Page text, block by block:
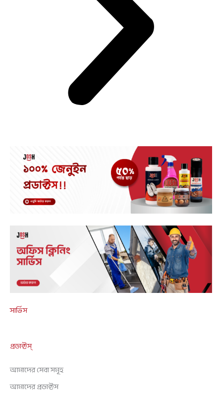
সার্ভিস
প্রডাক্টস্
আমাদের সেবা সমূহ
আমাদের প্রডাক্টস